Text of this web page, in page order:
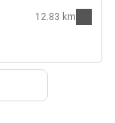
12.83 km